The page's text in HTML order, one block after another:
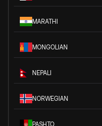
MARATHI
MONGOLIAN
NEPALI
NORWEGIAN
PASHTO